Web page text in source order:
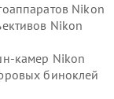
Nikon
Nikon
камер Nikon
биноклей